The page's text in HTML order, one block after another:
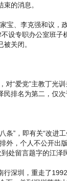
的消息。
宝、李克强和议，
设专职办公室班子
关闭。
“爱党”主教丁光
排名为第二，仅次
”，即有关“改进
外，个人不公开出
处留言题字的江泽
深圳，重走了